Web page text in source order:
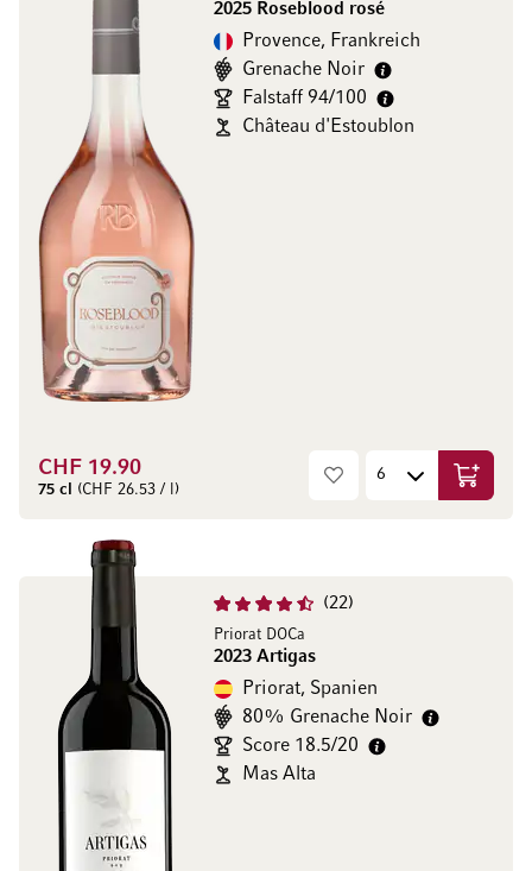
2025 Roseblood rosé
Provence, Frankreich
Grenache Noir
Falstaff 94/100
Château d'Estoublon
CHF 19.90
75 cl (CHF 26.53 / l) In den
22
Priorat DOCa
2023 Artigas
Priorat, Spanien
80% Grenache Noir
Score 18.5/20
Mas Alta